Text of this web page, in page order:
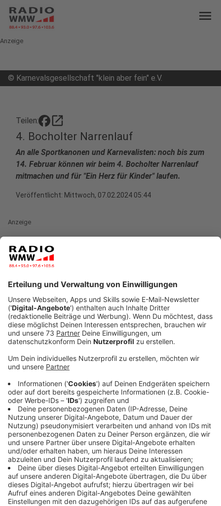
menu
Anzeige
© Karnevalsgesellschaft "klein aber fein" e.V.
Teilen: open_in_new
4. Bocholter Narrenlauf
An alle Sportkanonen und Karnevalisten: noch bis zum
14. Februar können wir beim 4. Bocholter Narrenlauf
mitmachen und für "Ein Herz für Kinder" laufen.
Veröffentlicht: Mittwoch, 07.02.2024 05:44
Anzeige
Ein Lauf der besonderen Art
Auch in diesem Jahr veranstaltet die
Karnevalsgesellschaft "klein aber fein" e.V." den
Bocholter Narrenlauf. Diese besondere Art geht schon
in die 4. Runde. In der Zeit vom 03.02. - 14.02. habt Ihr
Zeit, einen Lauf zu bestreiten. Wo Ihr den Lauf
bestreitet und wie schnell ist Euch überlassen. Auch
die Distanz könnt Ihr selbst aussuchen: 3 km, 5 km und
11 km sind möglich. Ihr müsst also keine großen
Sportskanonen sein - hier kann jeder mitmachen! Den
Lauf nehmt Ihr mit mithilfe einer LaufApp Eurer Wahl
auf. Die getrackte Zeit inkl. der gelaufenen Kilometer
sendet Ihr dann nach Eurem Lauf per Mail an
bocholter-narrenlauf@gmx.de. Die Anmeldegebühr für
den Narrenlauf beträgt 8 Euro, von denen mindestens
5 Euro anEin Herz für Kindergespendet werden. Nach
Eurem erfolgreichen Lauf bekommt Ihr ein Finisher-
Orden zugeschickt. Also: Laufen für den guten Zweck!